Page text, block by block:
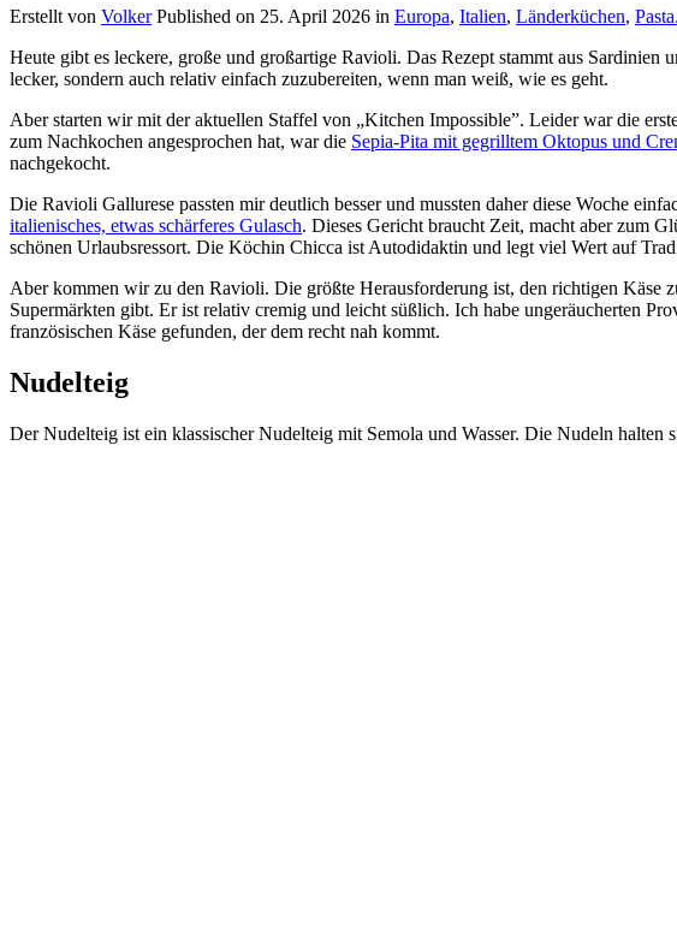
Erstellt von Volker Published on 25. April 2026 in Europa, Italien, Länderküchen,
Heute gibt es leckere, große und großartige Ravioli. Das Rezept stammt aus
lecker, sondern auch relativ einfach zuzubereiten, wenn man weiß, wie es geht.
Aber starten wir mit der aktuellen Staffel von „Kitchen Impossible”. Leider war die
zum Nachkochen angesprochen hat, war die Sepia-Pita mit gegrilltem Oktopus und
nachgekocht.
Die Ravioli Gallurese passten mir deutlich besser und mussten daher diese Woche
italienisches, etwas schärferes Gulasch. Dieses Gericht braucht Zeit, macht aber zum
schönen Urlaubsressort. Die Köchin Chicca ist Autodidaktin und legt viel Wert auf
Aber kommen wir zu den Ravioli. Die größte Herausforderung ist, den richtigen Käse
Supermärkten gibt. Er ist relativ cremig und leicht süßlich. Ich habe ungeräucherten
französischen Käse gefunden, der dem recht nah kommt.
Nudelteig
Der Nudelteig ist ein klassischer Nudelteig mit Semola und Wasser. Die Nudeln